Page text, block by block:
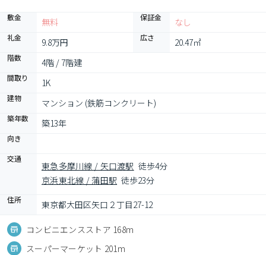
敷金 無料 保証金 なし
礼金 9.8万円 広さ 20.47㎡
階数 4階 / 7階建
間取り 1K
建物 マンション (鉄筋コンクリート)
築年数 築13年
向き
交通
東急多摩川線 / 矢口渡駅 徒歩4分
京浜東北線 / 蒲田駅 徒歩23分
住所 東京都大田区矢口２丁目27-12
コンビニエンスストア 168m
スーパーマーケット 201m